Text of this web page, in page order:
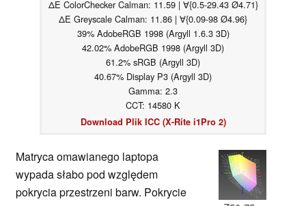
ΔE ColorChecker Calman: 11.59 | ∀{0.5-29.43 Ø4.71}
ΔE Greyscale Calman: 11.86 | ∀{0.09-98 Ø4.96}
39% AdobeRGB 1998 (Argyll 1.6.3 3D)
42.02% AdobeRGB 1998 (Argyll 3D)
61.2% sRGB (Argyll 3D)
40.67% Display P3 (Argyll 3D)
Gamma: 2.3
CCT: 14580 K
Download Plik ICC (X-Rite i1Pro 2)
Matryca omawianego laptopa
wypada słabo pod względem
pokrycia przestrzeni barw. Pokrycie